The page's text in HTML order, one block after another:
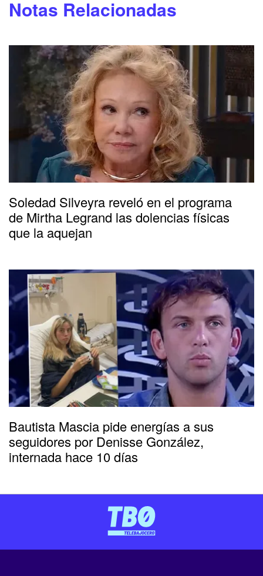
Notas Relacionadas
Soledad Silveyra reveló en el programa
de Mirtha Legrand las dolencias físicas
que la aquejan
Bautista Mascia pide energías a sus
seguidores por Denisse González,
internada hace 10 días